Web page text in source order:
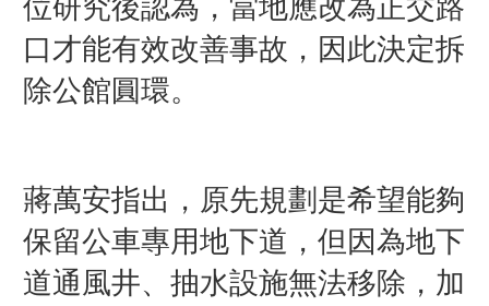
位研究後認為，當地應改為正交路
口才能有效改善事故，因此決定拆
除公館圓環。
蔣萬安指出，原先規劃是希望能夠
保留公車專用地下道，但因為地下
道通風井、抽水設施無法移除，加